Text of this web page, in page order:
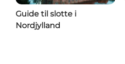
Guide til slotte i
Nordjylland